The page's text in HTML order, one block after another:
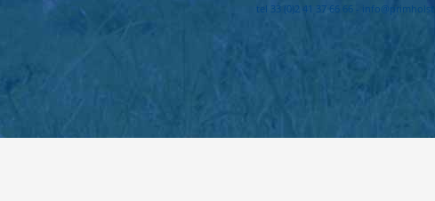
tel 33 (0)2 41 37 66 66 -